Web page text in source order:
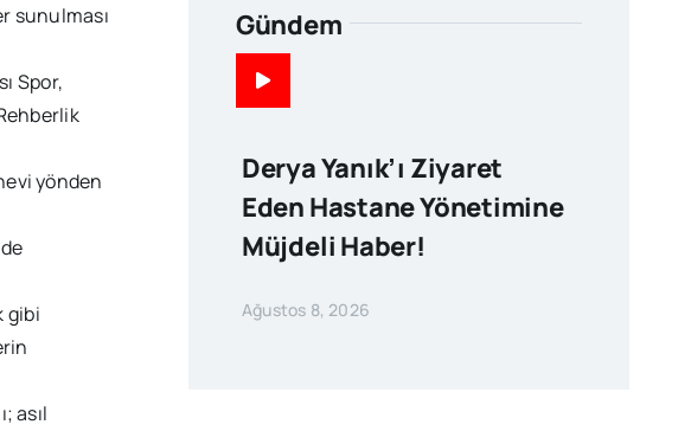
sunulması
Spor,
yönden
gibi
asıl
Gündem
Derya Yanık’ı Ziyaret
Eden Hastane Yönetimine
Müjdeli Haber!
Ağustos 8, 2026